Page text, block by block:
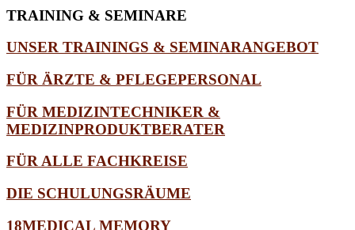
TRAINING & SEMINARE
UNSER TRAININGS & SEMINARANGEBOT
FÜR ÄRZTE & PFLEGEPERSONAL
FÜR MEDIZINTECHNIKER &
MEDIZINPRODUKTBERATER
FÜR ALLE FACHKREISE
DIE SCHULUNGSRÄUME
18MEDICAL MEMORY